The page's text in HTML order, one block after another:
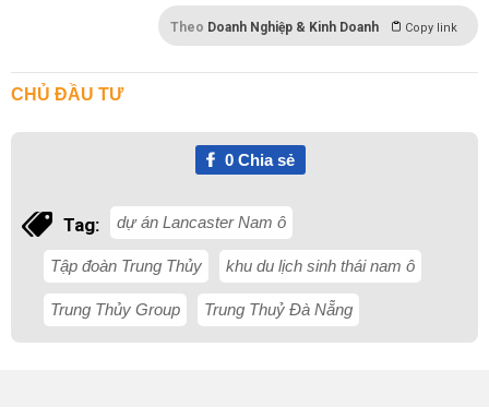
Theo Doanh Nghiệp & Kinh Doanh Copy link
CHỦ ĐẦU TƯ
0Chia sẻ
Tag: dự án Lancaster Nam ô
Tập đoàn Trung Thủy khu du lịch sinh thái nam ô
Trung Thủy Group Trung Thuỷ Đà Nẵng